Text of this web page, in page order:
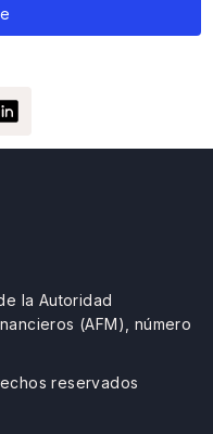
la Autoridad
(AFM), número
reservados